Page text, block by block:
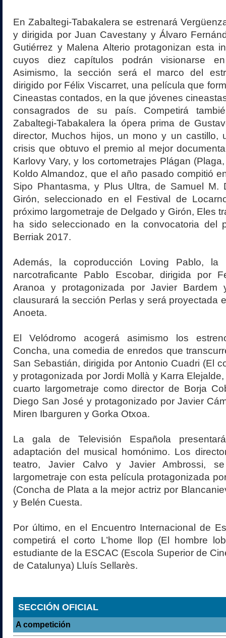
En Zabaltegi-Tabakalera se estrenará
y dirigida por Juan Cavestany y Álvaro
Gutiérrez y Malena Alterio protagonizan esta
cuyos diez capítulos podrán visionarse
Asimismo, la sección será el marco del
dirigido por Félix Viscarret, una película que
Cineastas contados, en la que jóvenes
consagrados de su país. Competirá
Zabaltegi-Tabakalera la ópera prima de
director, Muchos hijos, un mono y un castillo,
crisis que obtuvo el premio al mejor
Karlovy Vary, y los cortometrajes Plágan
Koldo Almandoz, que el año pasado compitió
Sipo Phantasma, y Plus Ultra, de Samuel M.
Girón, seleccionado en el Festival de
próximo largometraje de Delgado y Girón, Eles
ha sido seleccionado en la convocatoria del
Berriak 2017.
Además, la coproducción Loving Pablo, la
narcotraficante Pablo Escobar, dirigida por
Aranoa y protagonizada por Javier Bardem
clausurará la sección Perlas y será proyectada
Anoeta.
El Velódromo acogerá asimismo los
Concha, una comedia de enredos que
San Sebastián, dirigida por Antonio Cuadri (El
y protagonizada por Jordi Mollà y Karra
cuarto largometraje como director de Borja
Diego San José y protagonizado por Javier
Miren Ibarguren y Gorka Otxoa.
La gala de Televisión Española
adaptación del musical homónimo. Los
teatro, Javier Calvo y Javier Ambrossi,
largometraje con esta película protagonizada
(Concha de Plata a la mejor actriz por
y Belén Cuesta.
Por último, en el Encuentro Internacional de
competirá el corto L’home llop (El hombre
estudiante de la ESCAC (Escola Superior de
de Catalunya) Lluís Sellarès.
SECCIÓN OFICIAL
A competición